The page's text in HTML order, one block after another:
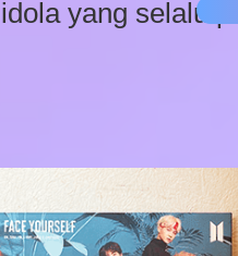
yang selalu